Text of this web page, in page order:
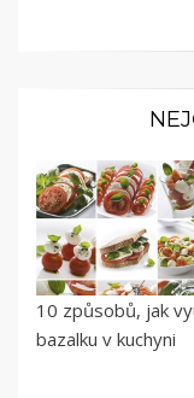
10 způsobů, jak
bazalku v kuchyni